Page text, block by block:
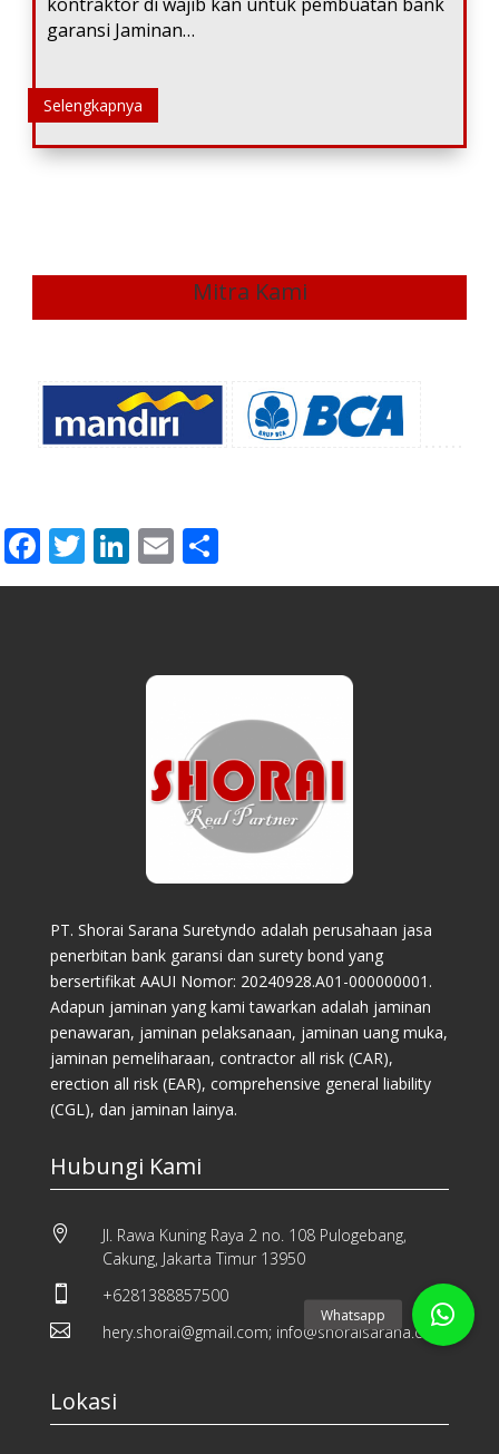
garansi Jaminan…
Selengkapnya
Mitra Kami
Facebook
Twitter
LinkedIn
Email
PT. Shorai Sarana Suretyndo adalah perusahaan jasa
penerbitan bank garansi dan surety bond yang
bersertifikat AAUI Nomor: 20240928.A01-000000001.
Adapun jaminan yang kami tawarkan adalah jaminan
penawaran, jaminan pelaksanaan, jaminan uang muka,
jaminan pemeliharaan, contractor all risk (CAR),
erection all risk (EAR), comprehensive general liability
(CGL), dan jaminan lainya.
Hubungi Kami

Jl. Rawa Kuning Raya 2 no. 108 Pulogebang,
Cakung, Jakarta Timur 13950
 +6281388857500
 hery.shorai@gmail.com; info@shoraisarana.com
Lokasi